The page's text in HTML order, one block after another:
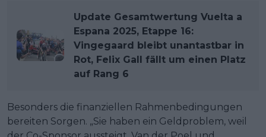
Update Gesamtwertung Vuelta a
Espana 2025, Etappe 16:
Vingegaard bleibt unantastbar in
Rot, Felix Gall fällt um einen Platz
auf Rang 6
Besonders die finanziellen Rahmenbedingungen
bereiten Sorgen. „Sie haben ein Geldproblem, weil